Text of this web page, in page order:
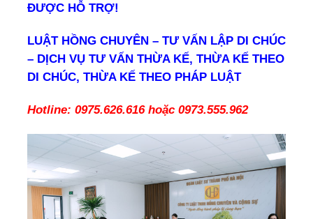
ĐƯỢC HỖ TRỢ!
LUẬT HỒNG CHUYÊN – TƯ VẤN LẬP DI CHÚC
– DỊCH VỤ TƯ VẤN THỪA KẾ, THỪA KẾ THEO
DI CHÚC, THỪA KẾ THEO PHÁP LUẬT
Hotline: 0975.626.616 hoặc 0973.555.962